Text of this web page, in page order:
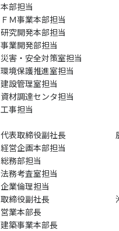
本部担当
ＦＭ事業本部担当
研究開発本部担当
事業開発部担当
災害・安全対策室担当
環境保護推進室担当
建設管理室担当
資材調達センタ担当
工事担当
代表取締役副社長
経営企画本部担当
総務部担当
法務考査室担当
企業倫理担当
取締役副社長
営業本部長
建築事業本部長